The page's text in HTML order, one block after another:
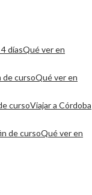
Qué ver en
Qué ver en
Viajar a Córdoba
Qué ver en